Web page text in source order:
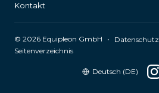
Kontakt
© 2026 Equipleon GmbH • Datenschutz
Seitenverzeichnis
Deutsch (DE)